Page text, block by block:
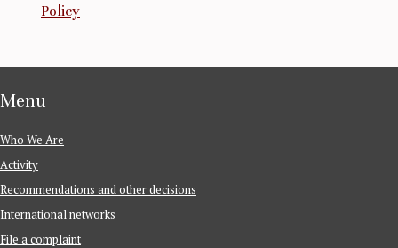
Policy
Menu
Who We Are
Activity
Recommendations and other decisions
International networks
File a complaint